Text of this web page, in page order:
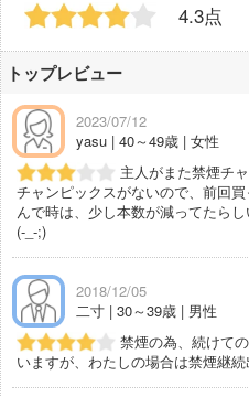
4.3点
トップレビュー
2023/07/12
yasu | 40～49歳 | 女性
主人がまた禁煙チ
チャンピックスがないので、前回
んで時は、少し本数が減ってたら
(-_-;)
2018/12/05
二寸 | 30～39歳 | 男性
禁煙の為、続けて
いますが、わたしの場合は禁煙継続